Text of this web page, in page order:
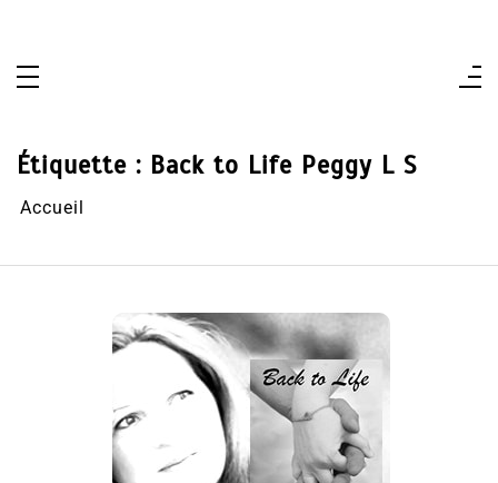
Étiquette : Back to Life Peggy L S
Accueil